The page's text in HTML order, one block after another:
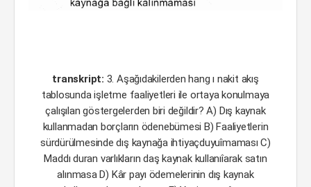
transkript: 3. Aşağıdakilerden hang ı nakit akış
tablosunda işletme faaliyetleri ile ortaya konulmaya
çalışılan göstergelerden biri değildir? A) Dış kaynak
kullanmadan borçların ödenebümesi B) Faaliyetlerin
sürdürülmesinde dış kaynağa ihtiyaçduyuîmaması C)
Maddı duran varlıkların daş kaynak kullanıîarak satın
alınmasa D) Kâr payı ödemelerinin dış kaynak